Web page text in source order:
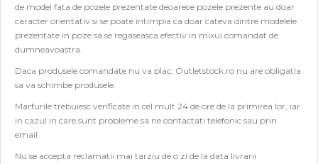
de model fata de pozele prezentate deoarece pozele prezente au doar
caracter orientativ si se poate intimpla ca doar cateva dintre modelele
prezentate in poze sa se regaseasca efectiv in mixul comandat de
dumneavoastra.
Daca produsele comandate nu va plac, Outletstock.ro nu are obligatia
sa va schimbe produsele.
Marfurile trebuiesc verificate in cel mult 24 de ore de la primirea lor, iar
in cazul in care sunt probleme sa ne contactati telefonic sau prin
email.
Nu se accepta reclamatii mai tarziu de o zi de la data livrarii